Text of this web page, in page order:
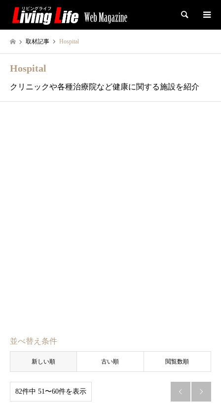
検索
取材記事 Hospital
Hospital
クリニックや各種治療院など健康に関する施設を紹介
並べ替え条件
新しい順 古い順 閲覧数順
82件中 51〜60件を表示  